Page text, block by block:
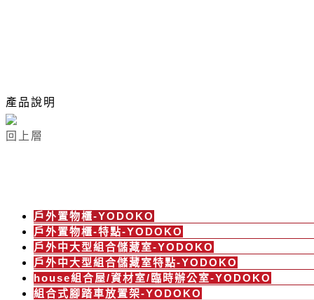
產品說明
回上層
戶外置物櫃-YODOKO
戶外置物櫃-特點-YODOKO
戶外中大型組合儲藏室-YODOKO
戶外中大型組合儲藏室特點-YODOKO
house組合屋/資材室/臨時辦公室-YODOKO
組合式腳踏車放置架-YODOKO